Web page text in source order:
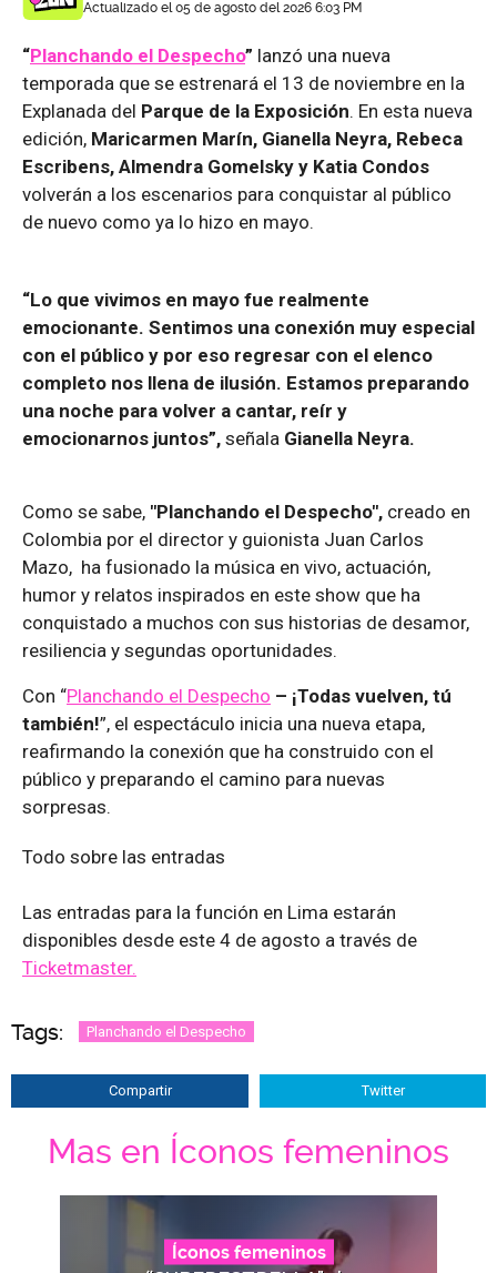
Actualizado el 05 de agosto del 2026 6:03 PM
“Planchando el Despecho” lanzó una nueva
temporada que se estrenará el 13 de noviembre en la
Explanada del Parque de la Exposición. En esta nueva
edición, Maricarmen Marín, Gianella Neyra, Rebeca
Escribens, Almendra Gomelsky y Katia Condos
volverán a los escenarios para conquistar al público
de nuevo como ya lo hizo en mayo.
“Lo que vivimos en mayo fue realmente
emocionante. Sentimos una conexión muy especial
con el público y por eso regresar con el elenco
completo nos llena de ilusión. Estamos preparando
una noche para volver a cantar, reír y
emocionarnos juntos”, señala Gianella Neyra.
Como se sabe, "Planchando el Despecho", creado en
Colombia por el director y guionista Juan Carlos
Mazo, ha fusionado la música en vivo, actuación,
humor y relatos inspirados en este show que ha
conquistado a muchos con sus historias de desamor,
resiliencia y segundas oportunidades.
Con “Planchando el Despecho – ¡Todas vuelven, tú
también!”, el espectáculo inicia una nueva etapa,
reafirmando la conexión que ha construido con el
público y preparando el camino para nuevas
sorpresas.
Todo sobre las entradas
Las entradas para la función en Lima estarán
disponibles desde este 4 de agosto a través de
Ticketmaster.
Tags: Planchando el Despecho
Compartir Twitter
Mas en Íconos femeninos
Íconos femeninos